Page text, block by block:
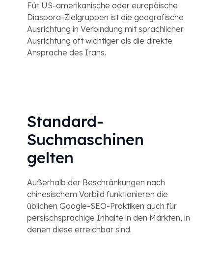
Für US-amerikanische oder europäische
Diaspora-Zielgruppen ist die geografische
Ausrichtung in Verbindung mit sprachlicher
Ausrichtung oft wichtiger als die direkte
Ansprache des Irans.
Standard-
Suchmaschinen
gelten
Außerhalb der Beschränkungen nach
chinesischem Vorbild funktionieren die
üblichen Google-SEO-Praktiken auch für
persischsprachige Inhalte in den Märkten, in
denen diese erreichbar sind.